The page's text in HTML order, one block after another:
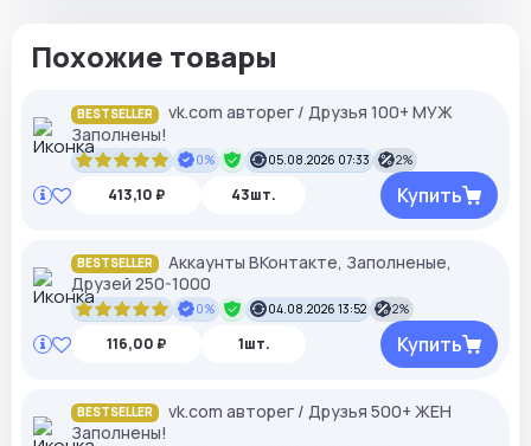
Похожие товары
BESTSELLER
vk.com авторег / Друзья 100+ МУЖ
Заполнены!
0% 05.08.2026 07:33 2%
413,10 ₽ 43шт. Купить
BESTSELLER
Аккаунты ВКонтакте, Заполненые,
Друзей 250-1000
0% 04.08.2026 13:52 2%
116,00 ₽ 1шт. Купить
BESTSELLER
vk.com авторег / Друзья 500+ ЖЕН
Заполнены!